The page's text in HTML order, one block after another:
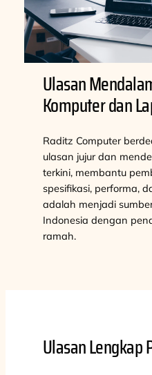
Ulasan
Komputer dan
Raditz Computer
ulasan jujur dan
terkini, membantu
spesifikasi, performa,
adalah menjadi
Indonesia dengan
ramah.
Ulasan Lengkap